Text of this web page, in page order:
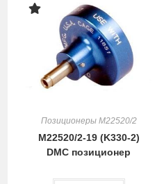
Позиционеры M22520/2
M22520/2-19 (K330-2)
DMC позиционер